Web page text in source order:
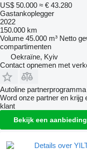
US$ 50.000 ≈ € 43.280
Gastankoplegger
2022
150.000 km
Volume 45.000 m³ Netto
compartimenten
Oekraïne, Kyiv
Contact opnemen met
Autoline partnerprogramma
Word onze partner en krijg
klant
Bekijk een aanbieding
Details over